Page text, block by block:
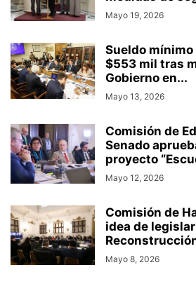
Mayo 19, 2026
Sueldo
$553 mil tras
Gobierno en...
Mayo 13, 2026
Comisión de
Senado
proyecto
Mayo 12, 2026
Comisión de
idea de
Mayo 8, 2026